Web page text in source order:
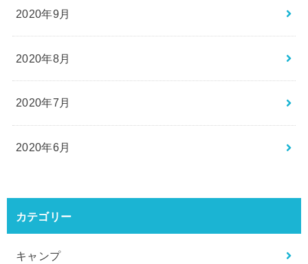
2020年9月
2020年8月
2020年7月
2020年6月
カテゴリー
キャンプ